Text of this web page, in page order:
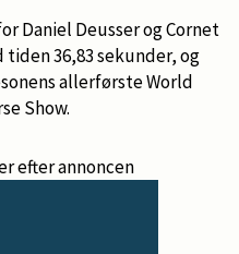
Daniel Deusser og Cornet
36,83 sekunder, og
allerførste World
Show.
efter annoncen